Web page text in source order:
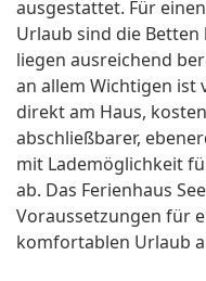
ausgestattet. Für
Urlaub sind die
liegen ausreichend
an allem Wichtigen ist
direkt am Haus,
abschließbarer,
mit Lademöglichkeit
ab. Das Ferienhaus
Voraussetzungen für
komfortablen Urlaub